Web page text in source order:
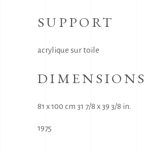
SUPPORT
acrylique sur toile
DIMENSIONS
81 x 100 cm 31 7/8 x 39 3/8 in.
1975